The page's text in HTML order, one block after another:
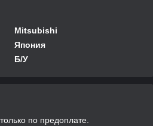
Mitsubishi
Япония
Б/У
по предоплате.